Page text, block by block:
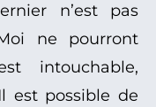
n’est pas
ne pourront
intouchable,
est possible de